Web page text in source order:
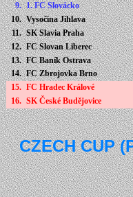
9. 1. FC Slovácko
10. Vysočina Jihlava
11. SK Slavia Praha
12. FC Slovan Liberec
13. FCBaník Ostrava
14. FCZbrojovka Brno
15. FC Hradec Králové
16. SK České Budějovice
CZECH CUP